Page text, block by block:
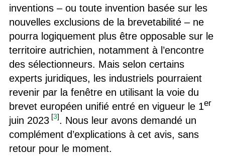
inventions – ou toute invention basée sur les
nouvelles exclusions de la brevetabilité – ne
pourra logiquement plus être opposable sur le
territoire autrichien, notamment à l’encontre
des sélectionneurs. Mais selon certains
experts juridiques, les industriels pourraient
revenir par la fenêtre en utilisant la voie du
brevet européen unifié entré en vigueur le 1er
juin 2023 [3]. Nous leur avons demandé un
complément d’explications à cet avis, sans
retour pour le moment.